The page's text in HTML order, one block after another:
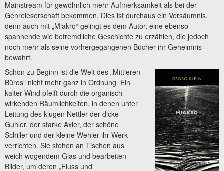
Mainstream für gewöhnlich mehr Aufmerksamkeit als bei der
Genreleserschaft bekommen. Dies ist durchaus ein Versäumnis,
denn auch mit „Miakro“ gelingt es dem Autor, eine ebenso
spannende wie befremdliche Geschichte zu erzählen, die jedoch
noch mehr als seine vorhergegangenen Bücher ihr Geheimnis
bewahrt.
Schon zu Beginn ist die Welt des „Mittleren
Büros“ nicht mehr ganz in Ordnung. Ein
kalter Wind pfeift durch die organisch
wirkenden Räumlichkeiten, in denen unter
Leitung des klugen Nettler der dicke
Guhler, der starke Axler, der schöne
Schiller und der kleine Wehler ihr Werk
verrichten. Sie stehen an Tischen aus
weich wogendem Glas und bearbeiten
Bilder, um deren „Fluss und